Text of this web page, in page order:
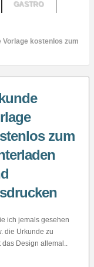
GASTRO
Vorlage kostenlos zum
zum
ich jemals gesehen
die Urkunde zu
das Design allemal..